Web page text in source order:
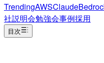
TrendingAWSClaude
社説明会勉強会事例採用
目次